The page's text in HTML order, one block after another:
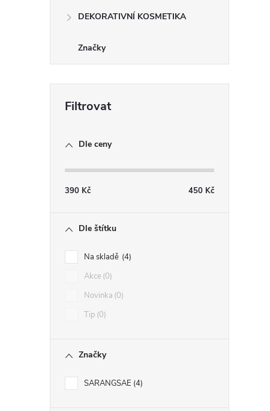
DEKORATIVNÍ KOSMETIKA
Značky
Dle ceny
390 Kč 450 Kč
Dle štítku
Na skladě 4
Akce 0
Novinka 0
Tip 0
Značky
SARANGSAE 4